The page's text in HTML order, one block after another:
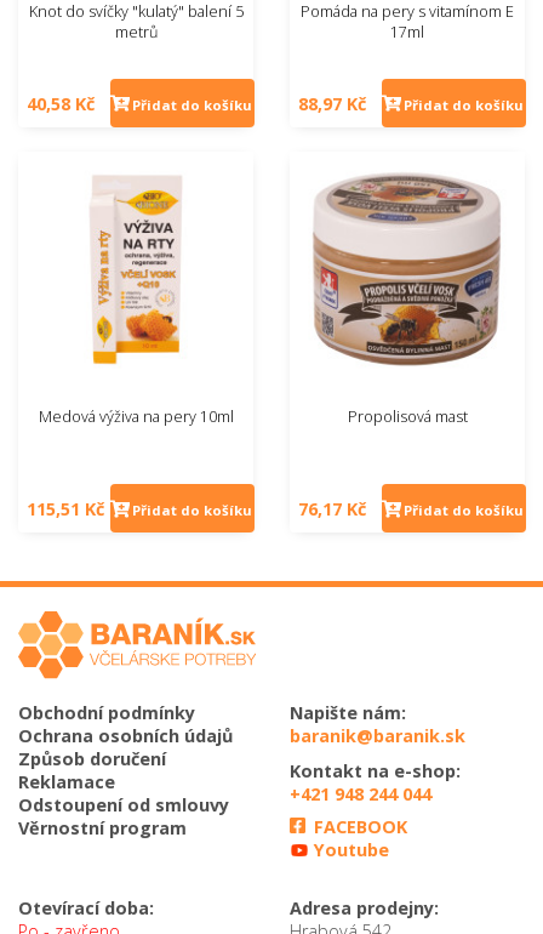
Knot do svíčky "kulatý" balení 5
metrů
40,58 Kč Přidat do košíku
Pomáda na pery s vitamínom E
17ml
88,97 Kč Přidat do košíku
Medová výživa na pery 10ml
115,51 Kč Přidat do košíku
Propolisová mast
76,17 Kč Přidat do košíku
Obchodní podmínky
Ochrana osobních údajů
Způsob doručení
Reklamace
Odstoupení od smlouvy
Věrnostní program
Napište nám:
baranik@baranik.sk
Kontakt na e-shop:
+421 948 244 044
FACEBOOK
Youtube
Otevírací doba:
Adresa prodejny: